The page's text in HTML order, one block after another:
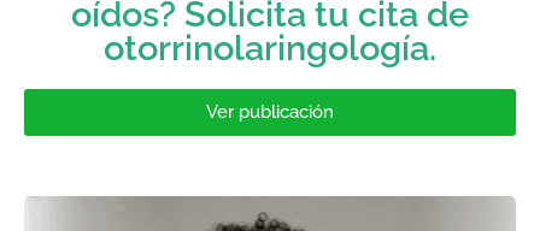
oídos? Solicita tu cita de
otorrinolaringología.
Ver publicación